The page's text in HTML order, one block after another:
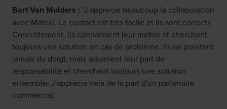
Bart Van Mulders : "J'apprécie beaucoup la collaboration
avec Matexi. Le contact est très facile et ils sont corrects.
Concrètement, ils connaissent leur métier et cherchent
toujours une solution en cas de problème. Ils ne pointent
jamais du doigt, mais assument leur part de
responsabilité et cherchent toujours une solution
ensemble. J'apprécie cela de la part d'un partenaire
commercial.